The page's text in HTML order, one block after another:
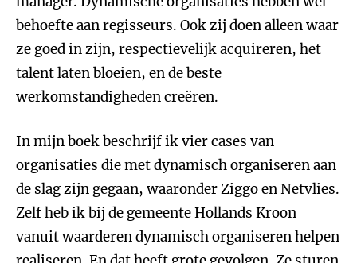
behoefte aan regisseurs. Ook zij doen alleen waar
ze goed in zijn, respectievelijk acquireren, het
talent laten bloeien, en de beste
werkomstandigheden creëren.
In mijn boek beschrijf ik vier cases van
organisaties die met dynamisch organiseren aan
de slag zijn gegaan, waaronder Ziggo en Netvlies.
Zelf heb ik bij de gemeente Hollands Kroon
vanuit waarderen dynamisch organiseren helpen